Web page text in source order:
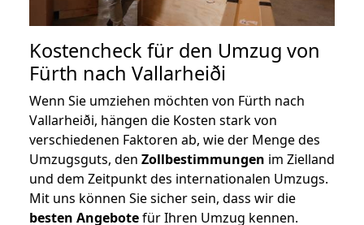
Kostencheck für den Umzug von
Fürth nach Vallarheiði
Wenn Sie umziehen möchten von Fürth nach
Vallarheiði, hängen die Kosten stark von
verschiedenen Faktoren ab, wie der Menge des
Umzugsguts, den Zollbestimmungen im Zielland
und dem Zeitpunkt des internationalen Umzugs.
Mit uns können Sie sicher sein, dass wir die
besten Angebotefür Ihren Umzug kennen.